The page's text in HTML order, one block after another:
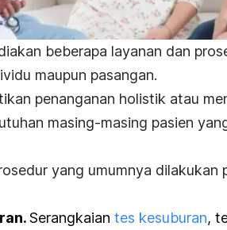
beberapa layanan dan
maupun pasangan.
penanganan holistik atau
masing-masing pasien
yang umumnya dilakukan
Serangkaian tes kesuburan,